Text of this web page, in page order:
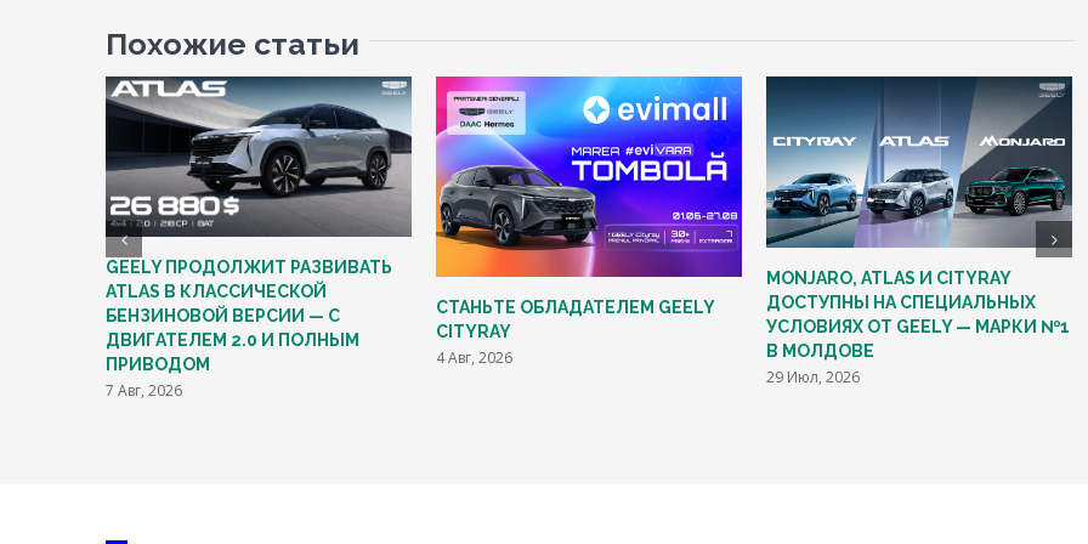
Похожие статьи
GEELY ПРОДОЛЖИТ РАЗВИВАТЬ
ATLAS В КЛАССИЧЕСКОЙ
БЕНЗИНОВОЙ ВЕРСИИ — С
ДВИГАТЕЛЕМ 2.0 И ПОЛНЫМ
ПРИВОДОМ
7 Авг, 2026
СТАНЬТЕ ОБЛАДАТЕЛЕМ GEELY
CITYRAY
4 Авг, 2026
MONJARO, ATLAS И CITYRAY
ДОСТУПНЫ НА СПЕЦИАЛЬНЫХ
УСЛОВИЯХ ОТ GEELY — МАРКИ №1
В МОЛДОВЕ
29 Июл, 2026